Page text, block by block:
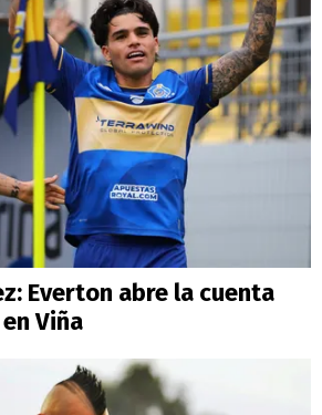
Everton abre la cuenta
Viña